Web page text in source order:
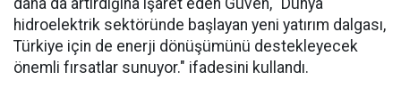
daha da artırdığına işaret eden Güven, "Dünya
hidroelektrik sektöründe başlayan yeni yatırım dalgası,
Türkiye için de enerji dönüşümünü destekleyecek
önemli fırsatlar sunuyor." ifadesini kullandı.